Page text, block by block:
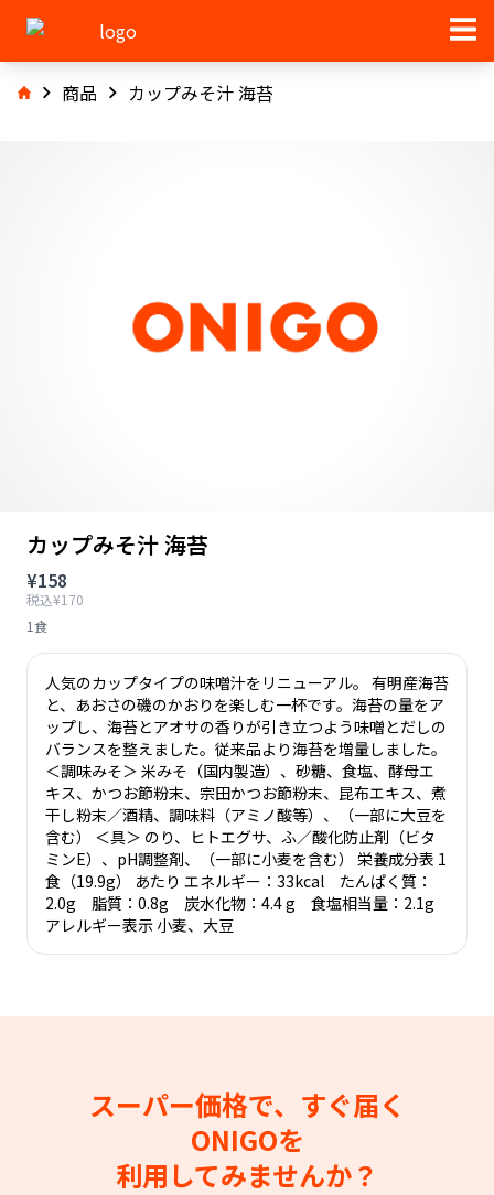
商品 カップみそ汁 海苔
カップみそ汁 海苔
¥158
税込¥170
1食
人気のカップタイプの味噌󠄀汁をリニューアル。 有明産海苔
と、あおさの磯のかおりを楽しむ一杯です。海苔の量をア
ップし、海苔とアオサの香りが引き立つよう味噌󠄀とだしの
バランスを整えました。従来品より海苔を増量しました。
＜調味みそ＞ 米みそ（国内製造）、砂糖、食塩、酵母エ
キス、かつお節粉末、宗田かつお節粉末、昆布エキス、煮
干し粉末／酒精、調味料（アミノ酸等）、（一部に大豆を
含む） ＜具＞ のり、ヒトエグサ、ふ／酸化防止剤（ビタ
ミンE）、pH調整剤、（一部に小麦を含む） 栄養成分表 1
食（19.9g） あたり エネルギー：33kcal たんぱく質：
2.0g 脂質：0.8g 炭水化物：4.4 g 食塩相当量：2.1g
アレルギー表示 小麦、大豆
スーパー価格で、すぐ届く
ONIGOを
利用してみませんか？